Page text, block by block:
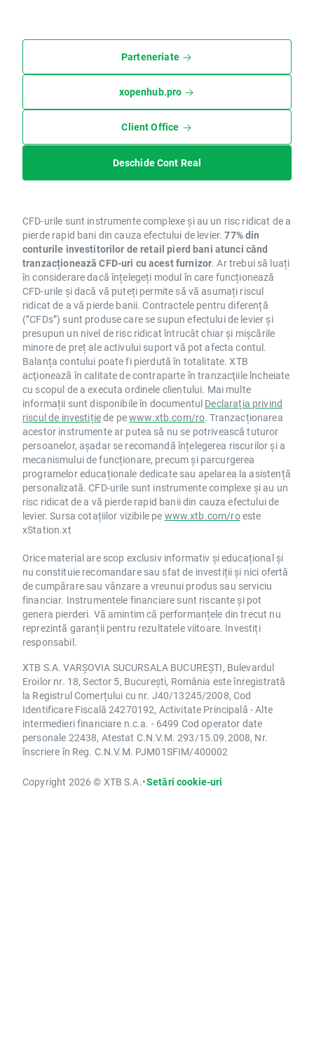
Parteneriate
xopenhub.pro
Client Office
Deschide Cont Real
CFD-urile sunt instrumente complexe și au un risc ridicat de a
pierde rapid bani din cauza efectului de levier.77% din
conturile investitorilor de retail pierd bani atunci când
tranzacționează CFD-uri cu acest furnizor. Ar trebui să luați
în considerare dacă înțelegeți modul în care funcționează
CFD-urile și dacă vă puteți permite să vă asumați riscul
ridicat de a vă pierde banii. Contractele pentru diferență
(”CFDs”) sunt produse care se supun efectului de levier și
presupun un nivel de risc ridicat întrucât chiar și mișcările
minore de preț ale activului suport vă pot afecta contul.
Balanța contului poate fi pierdută în totalitate. XTB
acţionează în calitate de contraparte în tranzacţiile încheiate
cu scopul de a executa ordinele clientului. Mai multe
informații sunt disponibile în documentul Declarația privind
riscul de investițiede pewww.xtb.com/ro. Tranzacționarea
acestor instrumente ar putea să nu se potrivească tuturor
persoanelor, așadar se recomandă înțelegerea riscurilor și a
mecanismului de funcționare, precum și parcurgerea
programelor educaționale dedicate sau apelarea la asistență
personalizată. CFD-urile sunt instrumente complexe și au un
risc ridicat de a vă pierde rapid banii din cauza efectului de
levier. Sursa cotațiilor vizibile pe www.xtb.com/roeste
xStation.xt
Orice material are scop exclusiv informativ și educațional și
nu constituie recomandare sau sfat de investiții și nici ofertă
de cumpărare sau vânzare a vreunui produs sau serviciu
financiar. Instrumentele financiare sunt riscante și pot
genera pierderi. Vă amintim că performanțele din trecut nu
reprezintă garanții pentru rezultatele viitoare. Investiți
responsabil.
XTB S.A. VARȘOVIA SUCURSALA BUCUREȘTI, Bulevardul
Eroilor nr. 18, Sector 5, București, România este înregistrată
la Registrul Comerțului cu nr. J40/13245/2008, Cod
Identificare Fiscală 24270192, Activitate Principală - Alte
intermedieri financiare n.c.a. - 6499 Cod operator date
personale 22438, Atestat C.N.V.M. 293/15.09.2008, Nr.
înscriere în Reg. C.N.V.M. PJM01SFIM/400002
Copyright 2026 © XTB S.A.•Setări cookie-uri